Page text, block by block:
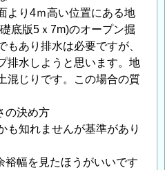
より4ｍ高い位置にある地
底版5ｘ7m)のオープン掘
あり排水は必要ですが、
排水しようと思います。地
混じりです。この場合の質
の決め方
知れませんが基準があり
裕幅を見たほうがいいです